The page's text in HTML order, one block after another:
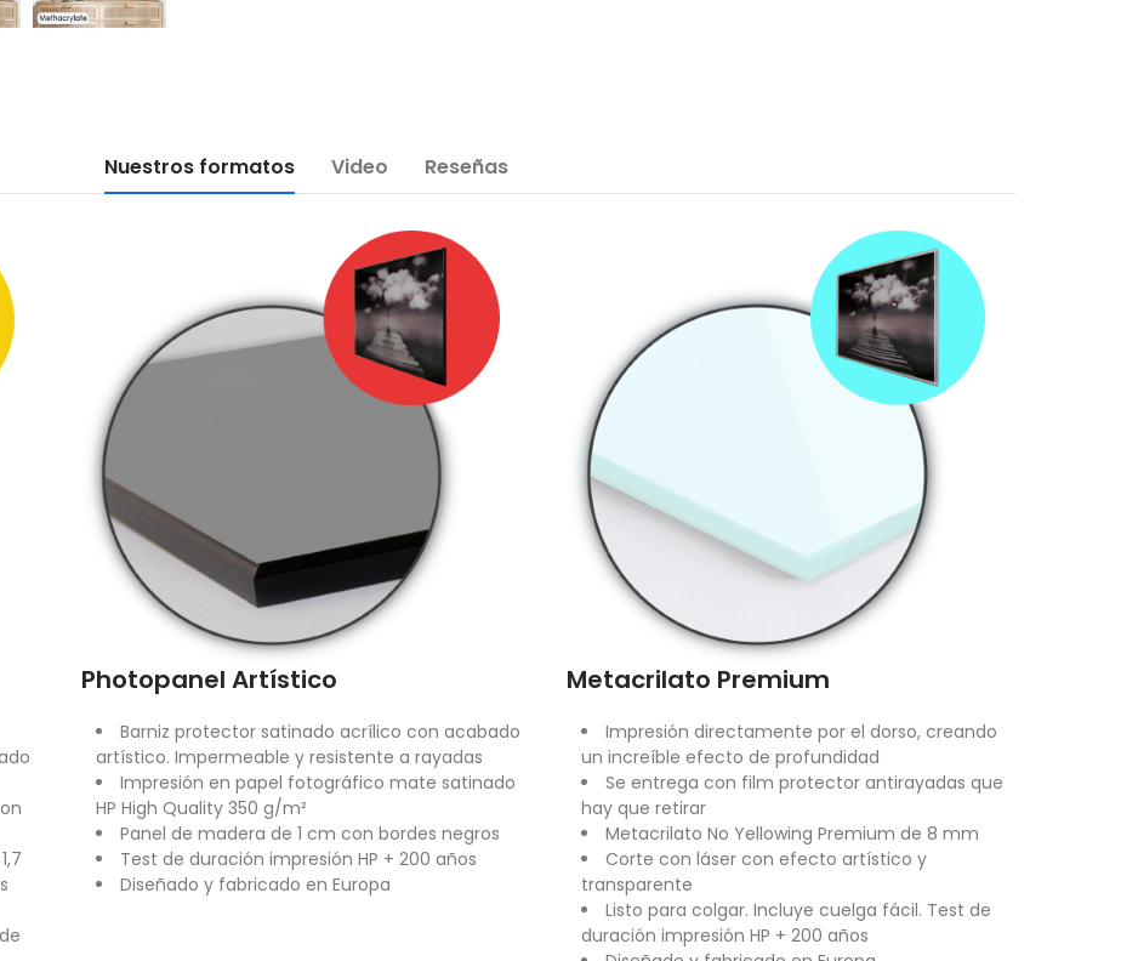
Nuestros formatos Video Reseñas
Photopanel Artístico
Barniz protector satinado acrílico con acabado
artístico. Impermeable y resistente a rayadas
Impresión en papel fotográfico mate satinado
HP High Quality 350 g/m²
Panel de madera de 1 cm con bordes negros
Test de duración impresión HP + 200 años
Diseñado y fabricado en Europa
Metacrilato Premium
Impresión directamente por el dorso, creando
un increíble efecto de profundidad
Se entrega con film protector antirayadas que
hay que retirar
Metacrilato No Yellowing Premium de 8 mm
Corte con láser con efecto artístico y
transparente
Listo para colgar. Incluye cuelga fácil. Test de
duración impresión HP + 200 años